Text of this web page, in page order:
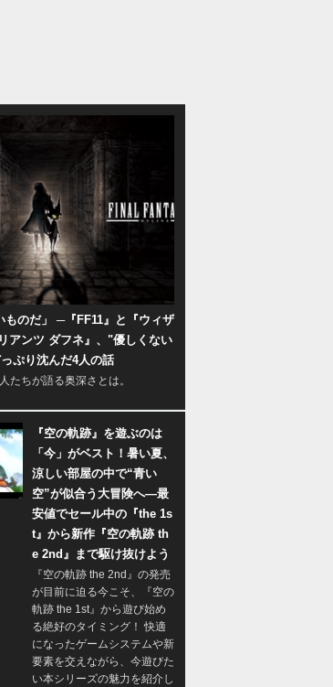
ものだ」 ─『FF11』と『ウィザ
アンツ ダフネ』、"優しくない
ぷり沈んだ4人の話
たちが語る奥深さとは。
『空の軌跡』を遊ぶのは
「今」がベスト！暑い夏、
涼しい部屋の中で“青い
空”が似合う大冒険へ―最
安値でセール中の『the 1s
t』から新作『空の軌跡 th
e 2nd』まで駆け抜けよう
『空の軌跡 the 2nd』の発売
が目前に迫る今こそ、『空の
軌跡 the 1st』から遊び始め
る絶好のタイミング！ 快適
になったゲームシステムや新
要素を交えながら、今遊びた
い本シリーズの魅力を紹介し